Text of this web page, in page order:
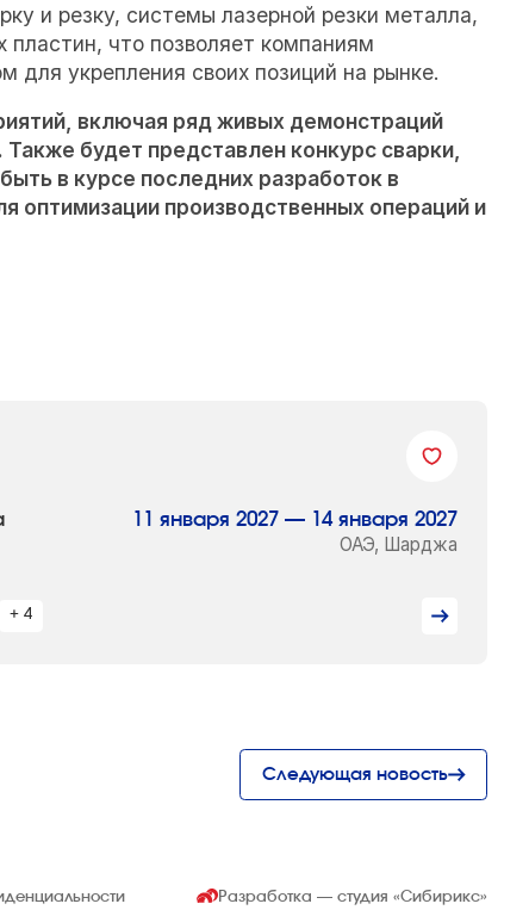
и резку, системы лазерной резки металла,
пластин, что позволяет компаниям
для укрепления своих позиций на рынке.
включая ряд живых демонстраций
будет представлен конкурс сварки,
в курсе последних разработок в
оптимизации производственных операций и
11 января 2027 — 14 января 2027
ОАЭ, Шарджа
+ 4
Следующая новость
Разработка — студия«Сибирикс»